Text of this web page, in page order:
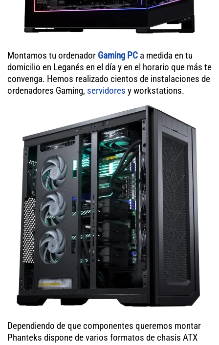
Montamos tu ordenador Gaming PC a medida en tu
domicilio en Leganés en el día y en el horario que más te
convenga. Hemos realizado cientos de instalaciones de
ordenadores Gaming, servidores y workstations.
Dependiendo de que componentes queremos montar
Phanteks dispone de varios formatos de chasis ATX